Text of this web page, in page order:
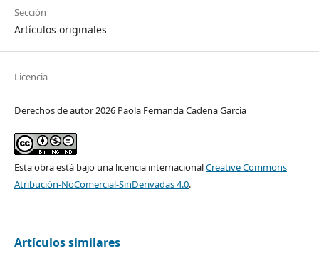
Sección
Artículos originales
Licencia
Derechos de autor 2026 Paola Fernanda Cadena García
Esta obra está bajo una licencia internacionalCreative Commons
Atribución-NoComercial-SinDerivadas 4.0.
Artículos similares